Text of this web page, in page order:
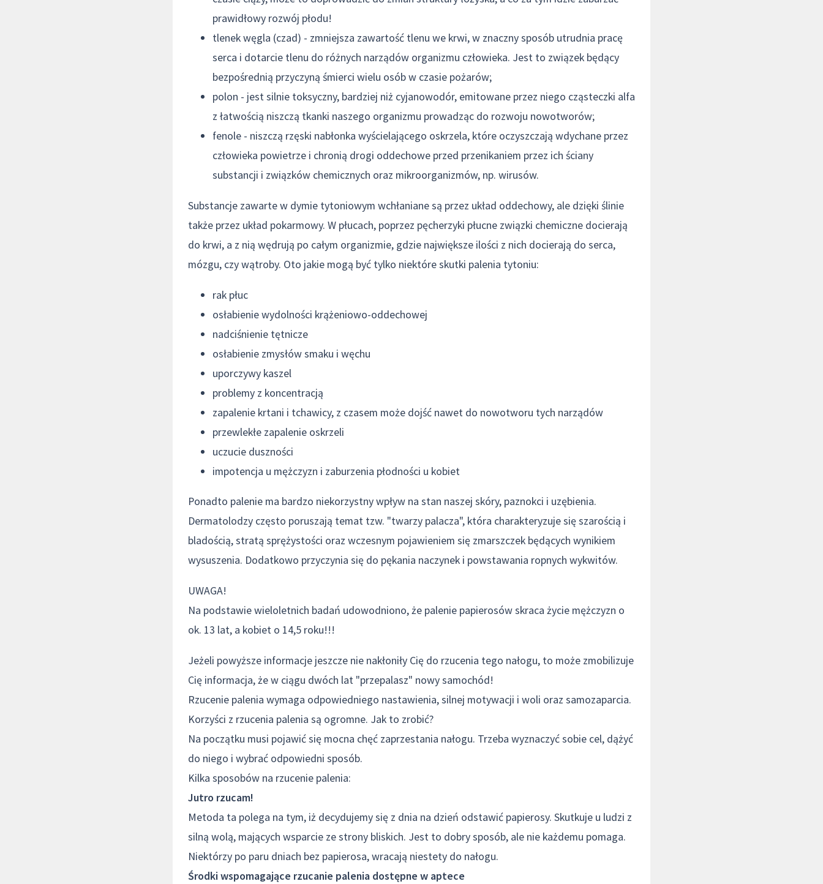
prawidłowy rozwój płodu!
tlenek węgla (czad) - zmniejsza zawartość tlenu we krwi, w znaczny sposób utrudnia pracę
serca i dotarcie tlenu do różnych narządów organizmu człowieka. Jest to związek będący
bezpośrednią przyczyną śmierci wielu osób w czasie pożarów;
polon - jest silnie toksyczny, bardziej niż cyjanowodór, emitowane przez niego cząsteczki alfa
z łatwością niszczą tkanki naszego organizmu prowadząc do rozwoju nowotworów;
fenole - niszczą rzęski nabłonka wyścielającego oskrzela, które oczyszczają wdychane przez
człowieka powietrze i chronią drogi oddechowe przed przenikaniem przez ich ściany
substancji i związków chemicznych oraz mikroorganizmów, np. wirusów.
Substancje zawarte w dymie tytoniowym wchłaniane są przez układ oddechowy, ale dzięki ślinie
także przez układ pokarmowy. W płucach, poprzez pęcherzyki płucne związki chemiczne docierają
do krwi, a z nią wędrują po całym organizmie, gdzie największe ilości z nich docierają do serca,
mózgu, czy wątroby. Oto jakie mogą być tylko niektóre skutki palenia tytoniu:
rak płuc
osłabienie wydolności krążeniowo-oddechowej
nadciśnienie tętnicze
osłabienie zmysłów smaku i węchu
uporczywy kaszel
problemy z koncentracją
zapalenie krtani i tchawicy, z czasem może dojść nawet do nowotworu tych narządów
przewlekłe zapalenie oskrzeli
uczucie duszności
impotencja u mężczyzn i zaburzenia płodności u kobiet
Ponadto palenie ma bardzo niekorzystny wpływ na stan naszej skóry, paznokci i uzębienia.
Dermatolodzy często poruszają temat tzw. "twarzy palacza", która charakteryzuje się szarością i
bladością, stratą sprężystości oraz wczesnym pojawieniem się zmarszczek będących wynikiem
wysuszenia. Dodatkowo przyczynia się do pękania naczynek i powstawania ropnych wykwitów.
UWAGA!
Na podstawie wieloletnich badań udowodniono, że palenie papierosów skraca życie mężczyzn o
ok. 13 lat, a kobiet o 14,5 roku!!!
Jeżeli powyższe informacje jeszcze nie nakłoniły Cię do rzucenia tego nałogu, to może zmobilizuje
Cię informacja, że w ciągu dwóch lat "przepalasz" nowy samochód!
Rzucenie palenia wymaga odpowiedniego nastawienia, silnej motywacji i woli oraz samozaparcia.
Korzyści z rzucenia palenia są ogromne. Jak to zrobić?
Na początku musi pojawić się mocna chęć zaprzestania nałogu. Trzeba wyznaczyć sobie cel, dążyć
do niego i wybrać odpowiedni sposób.
Kilka sposobów na rzucenie palenia:
Jutro rzucam!
Metoda ta polega na tym, iż decydujemy się z dnia na dzień odstawić papierosy. Skutkuje u ludzi z
silną wolą, mających wsparcie ze strony bliskich. Jest to dobry sposób, ale nie każdemu pomaga.
Niektórzy po paru dniach bez papierosa, wracają niestety do nałogu.
Środki wspomagające rzucanie palenia dostępne w aptece